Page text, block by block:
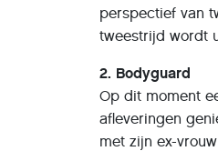
perspectief van
tweestrijd wordt
2. Bodyguard
Op dit moment
afleveringen
met zijn ex-